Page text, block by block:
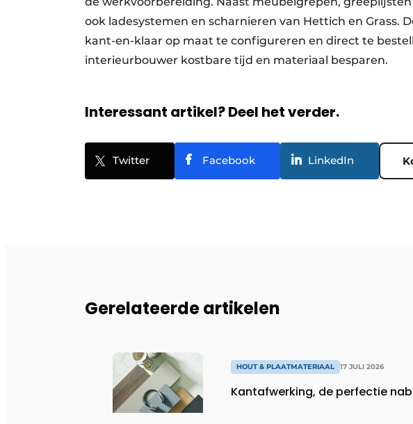
ook ladesystemen en scharnieren van Hettich en Grass.
kant-en-klaar op maat te configureren en direct te
interieurbouwer kostbare tijd en materiaal besparen.
Interessant artikel? Deel het verder.
Twitter Facebook LinkedIn
Gerelateerde artikelen
HOUT & PLAATMATERIAAL 17 JULI 2026
Kantafwerking, de perfectie